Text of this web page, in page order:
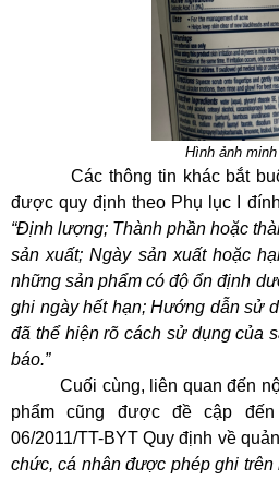
Hình ảnh minh
Các thông tin khác bắt buộc
được quy định theo Phụ lục I
“Định lượng; Thành phần hoặc
sản xuất; Ngày sản xuất hoặc
những sản phẩm có độ ổn định
ghi ngày hết hạn; Hướng dẫn sử
đã thể hiện rõ cách sử dụng của
báo.”
Cuối cùng, liên quan đến nội
phẩm cũng được đề cập
06/2011/TT-BYT Quy định về
chức, cá nhân được phép ghi